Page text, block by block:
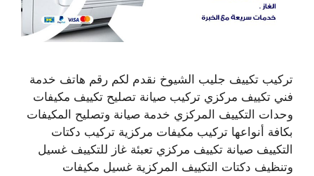
تركيب تكييف جليب الشيوخ نقدم لكم رقم هاتف خدمة
فني تكييف مركزي تركيب صيانة تصليح تكييف مكيفات
وحدات التكييف المركزي خدمة صيانة وتصليح المكيفات
بكافة أنواعها تركيب مكيفات مركزية تركيب دكتات
التكييف صيانة تكييف مركزي تعبئة غاز للتكييف غسيل
وتنظيف دكتات التكييف المركزية غسيل مكيفات